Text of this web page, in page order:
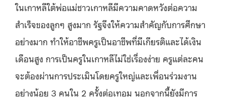
ในเกาหลีใต้พ่อแม่ชาวเกาหลีมีความคาดหวังต่อความ
สำเร็จของลูกๆ สูงมาก รัฐจึงให้ความสำคัญกับการศึกษา
อย่างมาก ทำให้อาชีพครูเป็นอาชีพที่มีเกียรติและได้เงิน
เดือนสูง การเป็นครูในเกาหลีไม่ใช่เรื่องง่าย ครูแต่ละคน
จะต้องผ่านการประเมินโดยครูใหญ่และเพื่อนร่วมงาน
อย่างน้อย 3 คนใน 2 ครั้งต่อเทอม นอกจากนี้ยังมีการ